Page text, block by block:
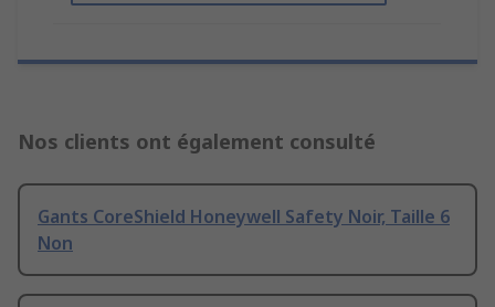
Nos clients ont également consulté
Gants CoreShield Honeywell Safety Noir, Taille 6
Non